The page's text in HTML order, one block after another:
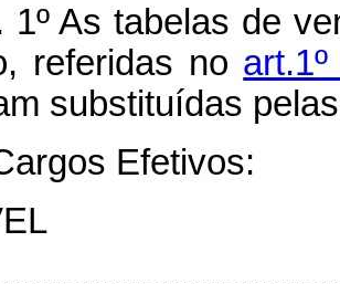
1º As tabelas de
referidas no
substituídas
Efetivos: